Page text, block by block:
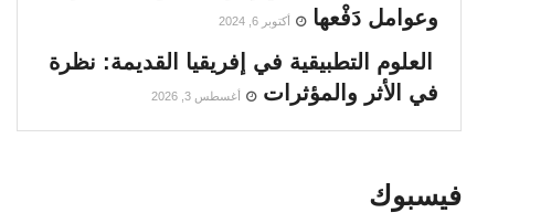
وعوامل دَفْعها
أكتوبر 6, 2024
العلوم التطبيقية في إفريقيا القديمة: نظرة
في الأثر والمؤثرات
أغسطس 3, 2026
فيسبوك